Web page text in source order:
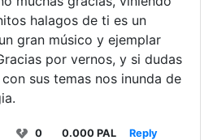
halagos de ti es un
gran músico y ejemplar
por vernos, y si dudas
sus temas nos inunda de
0 0.000 PAL Reply